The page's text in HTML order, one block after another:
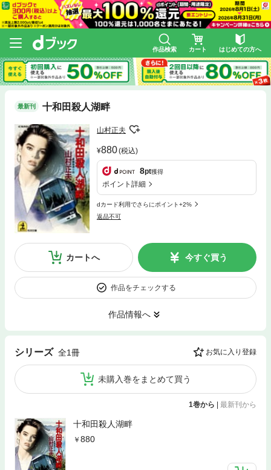
作品検索 カート はじめての方へ
最新刊 十和田殺人湖畔
山村正夫
880(税込)
8pt獲得
ポイント詳細
dカード利用でさらにポイント+2%
返品不可
カートへ 今すぐ買う
作品をチェックする
作品情報へ
シリーズ 全1冊 お気に入り登録
未購入巻をまとめて買う
1巻から | 最新刊から
十和田殺人湖畔
880